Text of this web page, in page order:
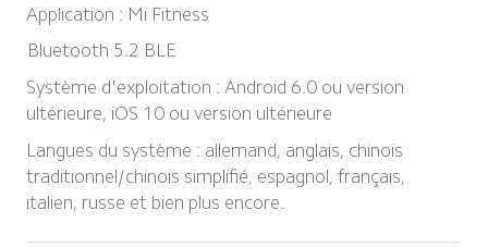
Application : Mi Fitness
Bluetooth 5.2 BLE
Système d'exploitation : Android 6.0 ou version
ultérieure, iOS 10 ou version ultérieure
Langues du système : allemand, anglais, chinois
traditionnel/chinois simplifié, espagnol, français,
italien, russe et bien plus encore.